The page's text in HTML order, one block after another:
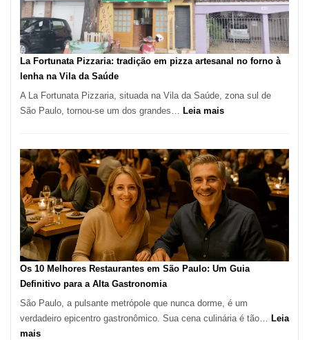
dos
Restaurantes
Mais
Icônicos
La Fortunata Pizzaria: tradição em pizza artesanal no forno à
lenha na Vila da Saúde
A La Fortunata Pizzaria, situada na Vila da Saúde, zona sul de
São Paulo, tornou-se um dos grandes… Leia mais:
Pizzaria:
tradição
em
pizza
artesanal
forno
à
Vila
da
Os 10 Melhores Restaurantes em São Paulo: Um Guia
Definitivo para a Alta Gastronomia
São Paulo, a pulsante metrópole que nunca dorme, é um
verdadeiro epicentro gastronômico. Sua cena culinária é tão… Leia
mais: